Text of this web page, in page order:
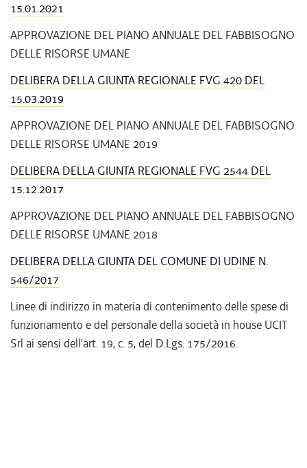
15.01.2021
APPROVAZIONE DEL PIANO ANNUALE DEL FABBISOGNO
DELLE RISORSE UMANE
DELIBERA DELLA GIUNTA REGIONALE FVG 420 DEL
15.03.2019
APPROVAZIONE DEL PIANO ANNUALE DEL FABBISOGNO
DELLE RISORSE UMANE 2019
DELIBERA DELLA GIUNTA REGIONALE FVG 2544 DEL
15.12.2017
APPROVAZIONE DEL PIANO ANNUALE DEL FABBISOGNO
DELLE RISORSE UMANE 2018
DELIBERA DELLA GIUNTA DEL COMUNE DI UDINE N.
546/2017
Linee di indirizzo in materia di contenimento delle spese di
funzionamento e del personale della società in house UCIT
Srl ai sensi dell’art. 19, c. 5, del D.Lgs. 175/2016.